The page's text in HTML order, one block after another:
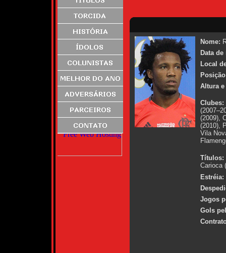
Nome:
Data
Local
Altura
Clubes:
(2009),
(2010),
Vila
Títulos:
Carioca
Estréia:
Jogos
Gols